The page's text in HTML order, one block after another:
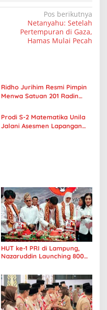
Pos berikutnya
Netanyahu: Setelah
Pertempuran di Gaza,
Hamas Mulai Pecah
Ridho Jurihim Resmi Pimpin
Menwa Satuan 201 Radin
Prodi S-2 Matematika Unila
Jalani Asesmen Lapangan
HUT ke-1 PRI di Lampung,
Nazaruddin Launching 800